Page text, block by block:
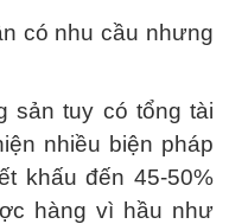
có nhu cầu nhưng
sản tuy có tổng tài
nhiều biện pháp
khấu đến 45-50%
hàng vì hầu như